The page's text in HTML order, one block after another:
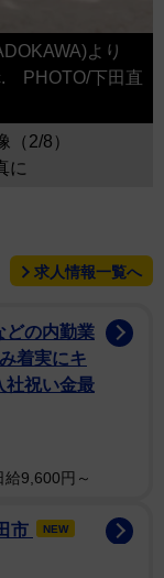
より
PHOTO/下田直
2/8）
に
求人情報一覧へ
どの内勤業
着実にキ
社祝い金最
給9,600円～
市 NEW